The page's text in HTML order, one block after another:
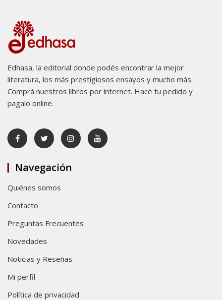
Edhasa, la editorial donde podés encontrar la mejor
literatura, los más prestigiosos ensayos y mucho más.
Comprá nuestros libros por internet. Hacé tu pedido y
pagalo online.
Navegación
Quiénes somos
Contacto
Preguntas Frecuentes
Novedades
Noticias y Reseñas
Mi perfil
Política de privacidad